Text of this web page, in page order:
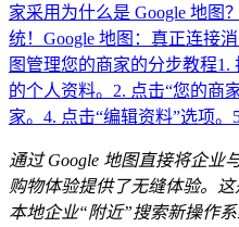
家采用 为什么是 Google 地图
统！ Google 地图：真正连接
图管理您的商家的分步教程1.
的个人资料。 2. 点击“您的商
家。 4. 点击“编辑资料”选项。
通过 Google 地图直接将企业
购物体验提供了无缝体验。这
本地企业“附近”搜索新操作系